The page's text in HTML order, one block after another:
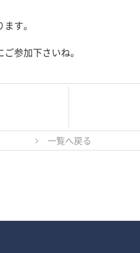
す。
参加下さいね。
一覧へ戻る